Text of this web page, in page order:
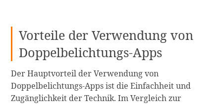
Vorteile der Verwendung von
Doppelbelichtungs-Apps
Der Hauptvorteil der Verwendung von
Doppelbelichtungs-Apps ist die Einfachheit und
Zugänglichkeit der Technik. Im Vergleich zur